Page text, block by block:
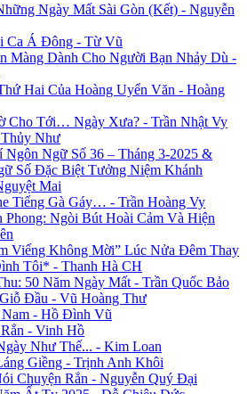
Ngày Mất Sài Gòn (Kết) - Nguyễn
Ca Á Đông - Từ Vũ
Màng Dành Cho Người Bạn Nhảy Dù -
Hai Của Hoàng Uyển Văn - Hoàng
Cho Tới… Ngày Xưa? - Trần Nhật Vy
Như
Ngôn Ngữ Số 36 – Tháng 3-2025 &
Số Đặc Biệt Tưởng Niệm Khánh
Mai
Tiếng Gà Gáy… - Trần Hoàng Vy
Ngòi Bút Hoài Cảm Và Hiện
Viếng Không Mời” Lúc Nửa Đêm Thay
Tôi* - Thanh Hà CH
50 Năm Ngày Mất - Trần Quốc Bảo
Đầu - Vũ Hoàng Thư
- Hồ Đình Vũ
- Vinh Hồ
Như Thế... - Kim Loan
Giềng - Trịnh Anh Khôi
Chuyện Rắn - Nguyễn Quý Đại